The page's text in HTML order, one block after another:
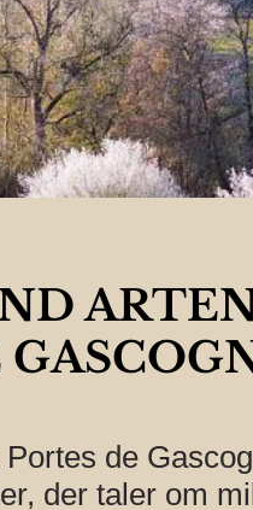
Portes de
der taler om